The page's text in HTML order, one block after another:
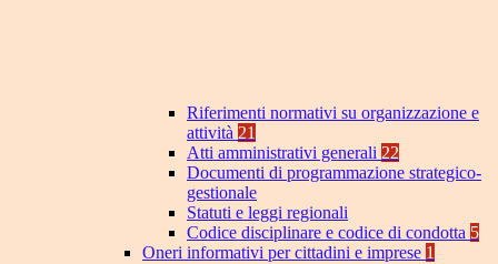
Riferimenti normativi su organizzazione e
attività 21
Atti amministrativi generali 22
Documenti di programmazione strategico-
gestionale
Statuti e leggi regionali
Codice disciplinare e codice di condotta 5
Oneri informativi per cittadini e imprese 1